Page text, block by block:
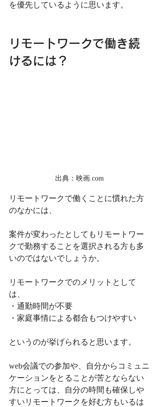
を優先しているように思います。
リモートワークで働き続
けるには？
出典：映画.com
リモートワークで働くことに慣れた方
のなかには、
案件が変わったとしてもリモートワー
クで勤務することを選択される方も多
いのではないでしょうか。
リモートワークでのメリットとして
は、
・通勤時間が不要
・家庭事情による都合もつけやすい
というのが挙げられると思います。
web会議での参加や、自分からコミュニ
ケーションをとることが苦とならない
方にとっては、自分の時間も確保しや
すいリモートワークを好む方もいるは